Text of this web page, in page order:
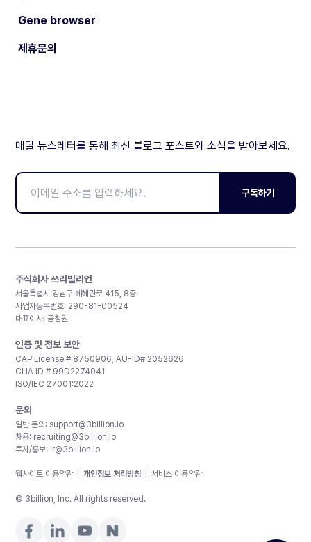
Gene browser
제휴문의
매달 뉴스레터를 통해 최신 블로그 포스트와 소식을 받아보세요.
구독하기
주식회사 쓰리빌리언
서울특별시 강남구 테헤란로 415, 8층
사업자등록번호: 290-81-00524
대표이사: 금창원
인증 및 정보 보안
CAP License # 8750906, AU-ID# 2052626
CLIA ID # 99D2274041
ISO/IEC 27001:2022
문의
일반 문의: support@3billion.io
채용: recruiting@3billion.io
투자/홍보: ir@3billion.io
웹사이트 이용약관 개인정보 처리방침 서비스 이용약관
© 3billion, Inc. All rights reserved.